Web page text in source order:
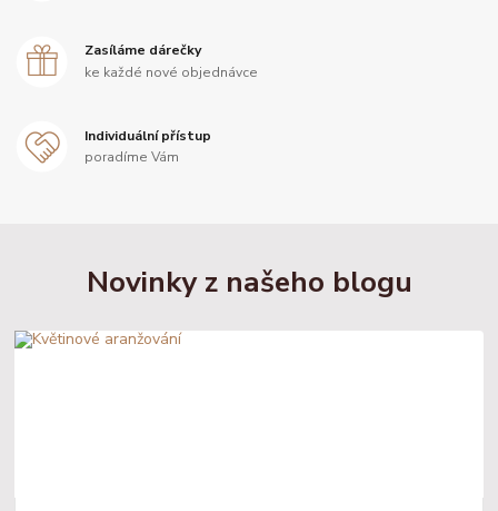
Zasíláme dárečky
ke každé nové objednávce
Individuální přístup
poradíme Vám
Novinky z našeho blogu